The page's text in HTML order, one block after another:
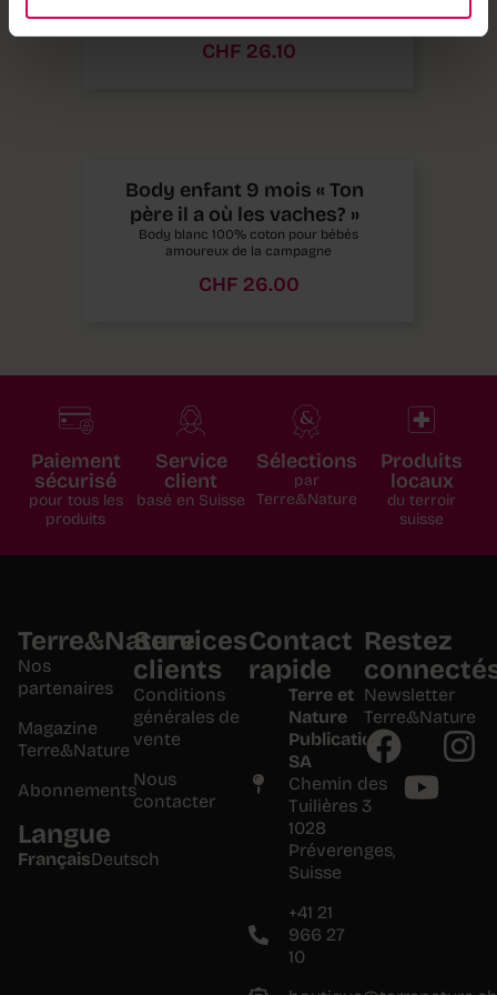
tracteurs
CHF 26.10
Body enfant 9 mois « Ton
père il a où les vaches? »
Body blanc 100% coton pour bébés
amoureux de la campagne
CHF 26.00
Paiement
sécurisé
pour tous les
produits
Service
client
basé en Suisse
Sélections
par
Terre&Nature
Produits
locaux
du terroir
suisse
Terre&Nature
Nos
partenaires
Magazine
Terre&Nature
Abonnements
Langue
FrançaisDeutsch
Services
clients
Conditions
générales de
vente
Nous
contacter
Contact
rapide
Terre et
Nature
Publications
SA
Chemin des
Tuilières 3
1028
Préverenges,
Suisse
+41 21
966 27
10
Restez
Newsletter
Terre&Nature